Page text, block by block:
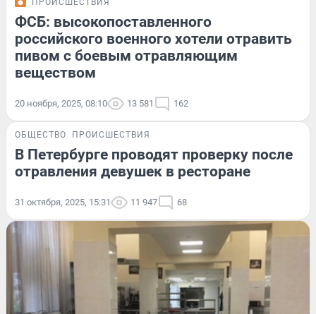
ПРОИСШЕСТВИЯ
ФСБ: высокопоставленного
российского военного хотели отравить
пивом с боевым отравляющим
веществом
20 ноября, 2025, 08:10 13 581 162
ОБЩЕСТВО ПРОИСШЕСТВИЯ
В Петербурге проводят проверку после
отравления девушек в ресторане
31 октября, 2025, 15:31 11 947 68